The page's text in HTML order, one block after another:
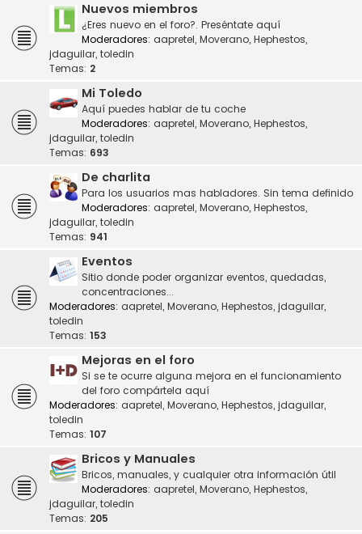
Nuevos miembros
¿Eres nuevo en el foro?. Preséntate aquí
Moderadores: aapretel, Moverano, Hephestos,
jdaguilar, toledin
Temas: 2
Mi Toledo
Aquí puedes hablar de tu coche
Moderadores: aapretel, Moverano, Hephestos,
jdaguilar, toledin
Temas: 693
De charlita
Para los usuarios mas habladores. Sin tema definido
Moderadores: aapretel, Moverano, Hephestos,
jdaguilar, toledin
Temas: 941
Eventos
Sitio donde poder organizar eventos, quedadas,
concentraciones...
Moderadores: aapretel, Moverano, Hephestos, jdaguilar,
toledin
Temas: 153
Mejoras en el foro
Si se te ocurre alguna mejora en el funcionamiento
del foro compártela aquí
Moderadores: aapretel, Moverano, Hephestos, jdaguilar,
toledin
Temas: 107
Bricos y Manuales
Bricos, manuales, y cualquier otra información útil
Moderadores: aapretel, Moverano, Hephestos,
jdaguilar, toledin
Temas: 205